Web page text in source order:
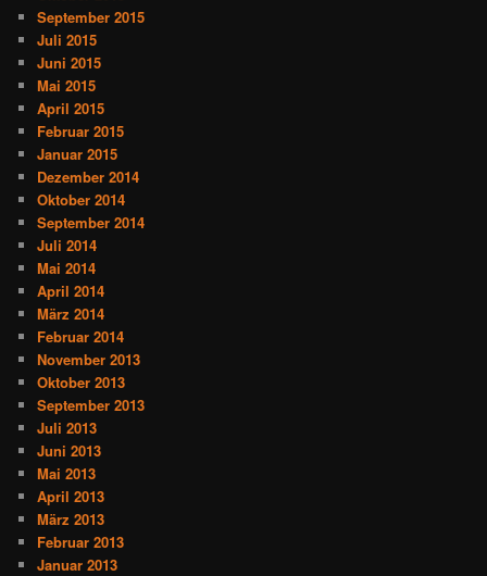
September 2015
Juli 2015
Juni 2015
Mai 2015
April 2015
Februar 2015
Januar 2015
Dezember 2014
Oktober 2014
September 2014
Juli 2014
Mai 2014
April 2014
März 2014
Februar 2014
November 2013
Oktober 2013
September 2013
Juli 2013
Juni 2013
Mai 2013
April 2013
März 2013
Februar 2013
Januar 2013